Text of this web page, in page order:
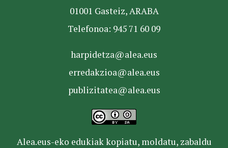
01001 Gasteiz, ARABA
Telefonoa: 945 71 60 09
harpidetza@alea.eus
erredakzioa@alea.eus
publizitatea@alea.eus
Alea.eus-eko edukiak kopiatu, moldatu, zabaldu